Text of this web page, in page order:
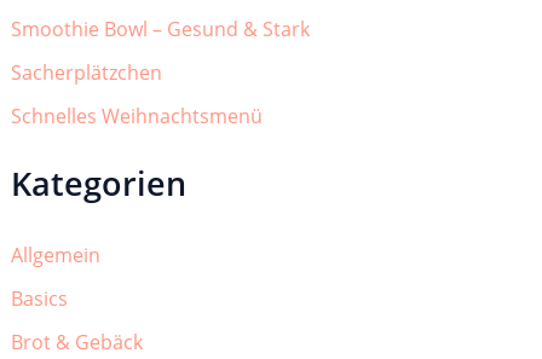
Smoothie Bowl – Gesund & Stark
Sacherplätzchen
Schnelles Weihnachtsmenü
Kategorien
Allgemein
Basics
Brot & Gebäck